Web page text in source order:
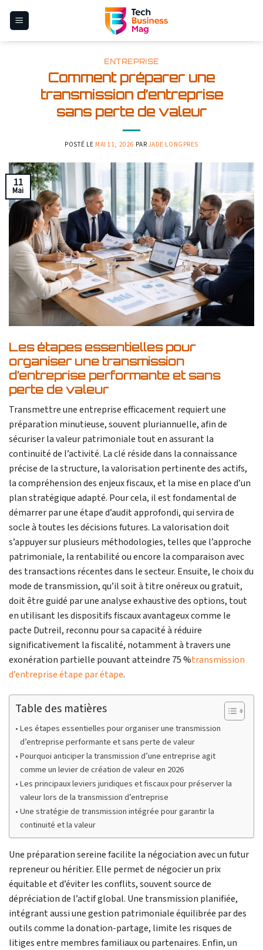
ENTREPRISE
Comment préparer une
transmission d’entreprise
sans perte de valeur
POSTÉ LE MAI 11, 2026 PAR JADE LONGPRES
11
Mai
Les étapes essentielles pour
organiser une transmission
d’entreprise performante et sans
perte de valeur
Transmettre une entreprise efficacement requiert une
préparation minutieuse, souvent pluriannuelle, afin de
sécuriser la valeur patrimoniale tout en assurant la
continuité de l’activité. La clé réside dans la connaissance
précise de la structure, la valorisation pertinente des actifs,
la compréhension des enjeux fiscaux, et la mise en place d’un
plan stratégique adapté. Pour cela, il est fondamental de
démarrer par une étape d’audit approfondi, qui servira de
socle à toutes les décisions futures. La valorisation doit
s’appuyer sur plusieurs méthodologies, telles que l’approche
patrimoniale, la rentabilité ou encore la comparaison avec
des transactions récentes dans le secteur. Ensuite, le choix du
mode de transmission, qu’il soit à titre onéreux ou gratuit,
doit être guidé par une analyse exhaustive des options, tout
en utilisant les dispositifs fiscaux avantageux comme le
pacte Dutreil, reconnu pour sa capacité à réduire
significativement la fiscalité, notamment à travers une
exonération partielle pouvant atteindre 75 %transmission
d’entreprise étape par étape.
Table des matières
Les étapes essentielles pour organiser une transmission
d’entreprise performante et sans perte de valeur
Pourquoi anticiper la transmission d’une entreprise agit
comme un levier de création de valeur en 2026
Les principaux leviers juridiques et fiscaux pour préserver la
valeur lors de la transmission d’entreprise
Une stratégie de transmission intégrée pour garantir la
continuité et la valeur
Une préparation sereine facilite la négociation avec un futur
repreneur ou héritier. Elle permet de négocier un prix
équitable et d’éviter les conflits, souvent source de
dépréciation de l’actif global. Une transmission planifiée,
intégrant aussi une gestion patrimoniale équilibrée par des
outils comme la donation-partage, limite les risques de
litiges entre membres familiaux ou partenaires. Enfin, un